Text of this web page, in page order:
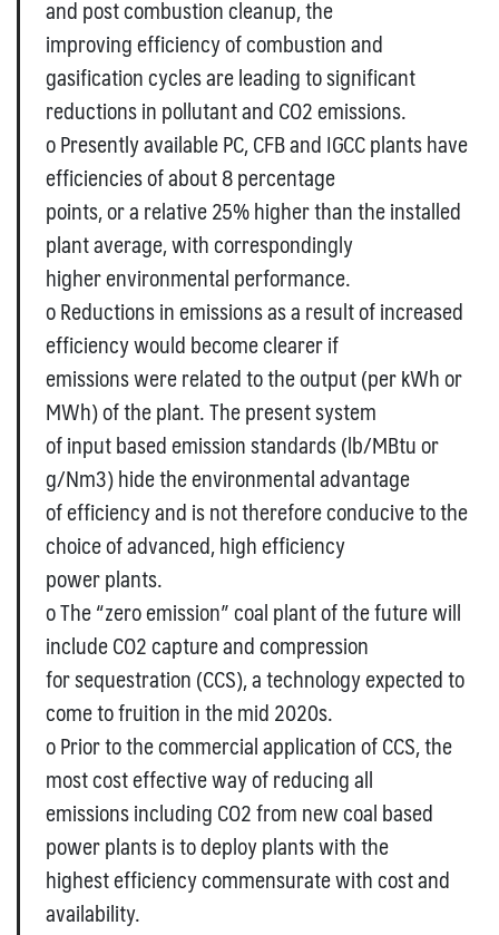
and post combustion cleanup, the
improving efficiency of combustion and
gasification cycles are leading to significant
reductions in pollutant and CO2 emissions.
o Presently available PC, CFB and IGCC plants have
efficiencies of about 8 percentage
points, or a relative 25% higher than the installed
plant average, with correspondingly
higher environmental performance.
o Reductions in emissions as a result of increased
efficiency would become clearer if
emissions were related to the output (per kWh or
MWh) of the plant. The present system
of input based emission standards (lb/MBtu or
g/Nm3) hide the environmental advantage
of efficiency and is not therefore conducive to the
choice of advanced, high efficiency
power plants.
o The “zero emission” coal plant of the future will
include CO2 capture and compression
for sequestration (CCS), a technology expected to
come to fruition in the mid 2020s.
o Prior to the commercial application of CCS, the
most cost effective way of reducing all
emissions including CO2 from new coal based
power plants is to deploy plants with the
highest efficiency commensurate with cost and
availability.